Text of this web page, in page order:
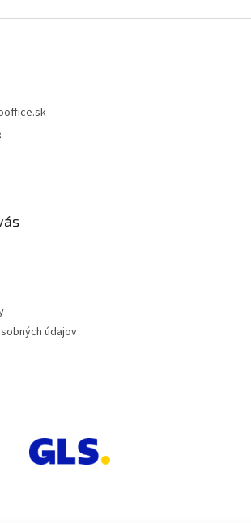
údajov